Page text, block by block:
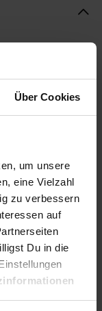
Über Cookies
um unsere
eine Vielzahl
zu verbessern
auf
Du in die
an Stellen
schützt ihre
kahle
an.
Teichfolie die
des Teiches,
zum Rand
auf welchem
finden.